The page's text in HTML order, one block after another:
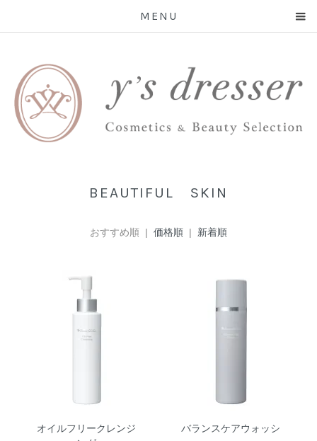
MENU
BEAUTIFUL SKIN
おすすめ順 | 価格順 | 新着順
オイルフリークレンジ
バランスケアウォッシ